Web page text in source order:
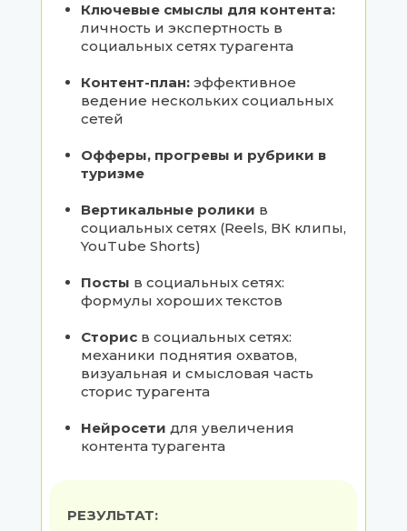
Ключевые смыслы для контента:
личность и экспертность в
социальных сетях турагента
Контент-план: эффективное
ведение нескольких социальных
сетей
Офферы, прогревы и рубрики в
туризме
Вертикальные ролики в
социальных сетях (Reels, ВК клипы,
YouTube Shorts)
Посты в социальных сетях:
формулы хороших текстов
Сторис в социальных сетях:
механики поднятия охватов,
визуальная и смысловая часть
сторис турагента
Нейросети для увеличения
контента турагента
РЕЗУЛЬТАТ: